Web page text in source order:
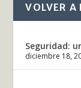
VOLVER A
Seguridad:
diciembre 18,